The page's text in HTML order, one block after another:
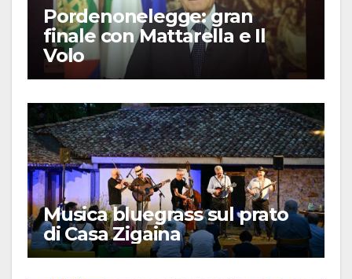
Pordenonelegge: gran
finale con Mattarella e Il
Volo
Musica bluegrass sul prato
di Casa Zigaina